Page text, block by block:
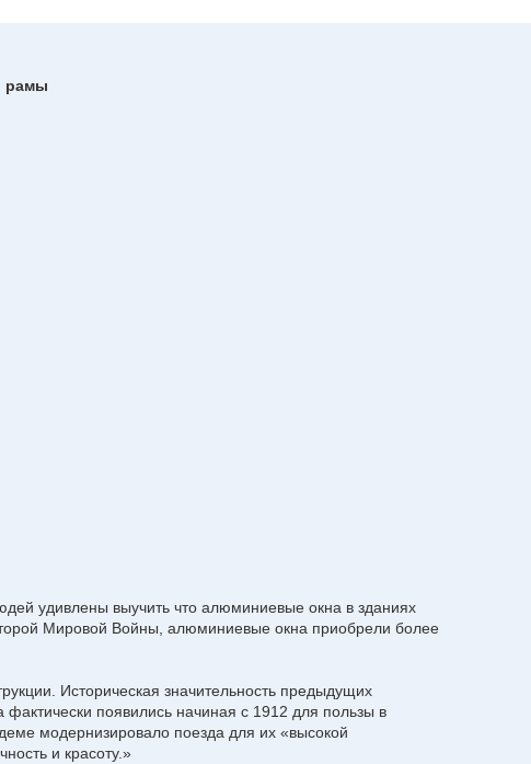
рамы
удивлены выучить что алюминиевые окна в зданиях
Мировой Войны, алюминиевые окна приобрели более
Историческая значительность предыдущих
появились начиная с 1912 для пользы в
модернизировало поезда для их «высокой
и красоту.»